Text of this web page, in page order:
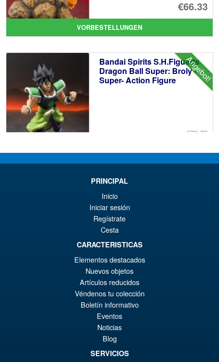
€66.33
VORBESTELLUNGEN
Angebot!
Bandai Spirits S.H.Figuarts
Dragon Ball Super: Broly -
Super- Action Figure
€73.75
S.H.Figuarts Dragon Ball Z
Frieza Fourth Form Action
Figure ( New Sculpt )
VORBESTELLUNGEN
S.H.MonsterArts Godzilla
Tokyo SOS Kiryu Graphic Plus
( Mechagodzilla )
PRINCIPAL
Inicio
Iniciar sesión
Regístrate
Cesta
CARACTERISTICAS
Elementos destacados
Nuevos objetos
Artículos reducidos
Véndenos tu colección
Boletín informativo
Eventos
Noticias
Blog
SERVICIOS